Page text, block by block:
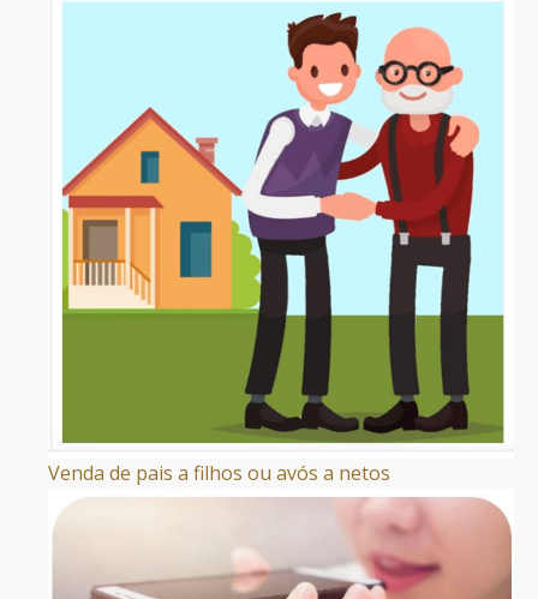
Venda de pais a filhos ou avós a netos